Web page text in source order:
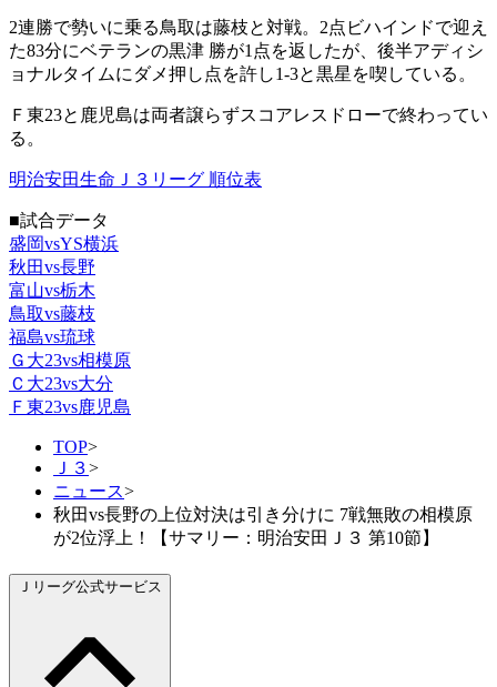
2連勝で勢いに乗る鳥取は藤枝と対戦。2点ビハインドで迎え
た83分にベテランの黒津 勝が1点を返したが、後半アディシ
ョナルタイムにダメ押し点を許し1-3と黒星を喫している。
Ｆ東23と鹿児島は両者譲らずスコアレスドローで終わってい
る。
明治安田生命Ｊ３リーグ 順位表
■試合データ
盛岡vsYS横浜
秋田vs長野
富山vs栃木
鳥取vs藤枝
福島vs琉球
Ｇ大23vs相模原
Ｃ大23vs大分
Ｆ東23vs鹿児島
TOP>
Ｊ３>
ニュース>
秋田vs長野の上位対決は引き分けに 7戦無敗の相模原
が2位浮上！【サマリー：明治安田Ｊ３ 第10節】
Ｊリーグ公式サービス